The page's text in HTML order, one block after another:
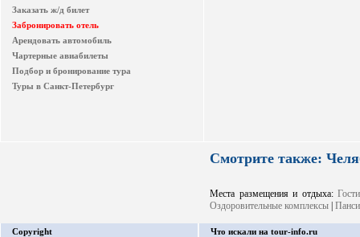
Заказать ж/д билет
Забронировать отель
Арендовать автомобиль
Чартерные авиабилеты
Подбор и бронирование тура
Туры в Санкт-Петербург
Смотрите также:
Места размещения и отдыха:
Оздоровительные комплексы
Copyright Что искали на tour-info.ru